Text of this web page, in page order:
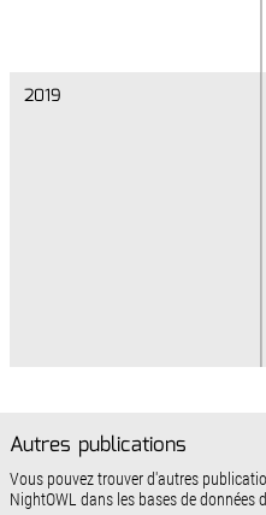
2019
2019
Autres publications
Vous pouvez trouver d'autres
NightOWL dans les bases de données